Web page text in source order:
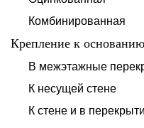
Комбинированная
Крепление к основанию
В межэтажные
К несущей стене
К стене и в